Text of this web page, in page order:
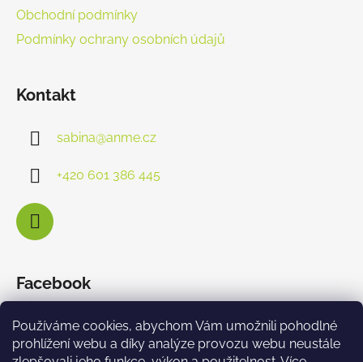
Používáme cookies, abychom Vám umožnili pohodlné
prohlížení webu a díky analýze provozu webu neustále
Obchodní podmínky
Podmínky ochrany osobních údajů
Kontakt
sabina@anme.cz
+420 601 386 445
Facebook